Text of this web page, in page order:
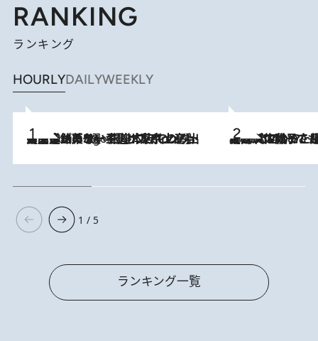
RANKING
ランキング
HOURLYDAILYWEEKLY
5 Hours Ago
【間違いのない王道・東京土産】資生堂パーラー 銀座本店でのみ出会える銘菓5選《極上プディング・濃厚チーズケーキ・ボンボンショコラほか》 2026.8.5
【阿川佐和子さんの年とる力】なぜ70代で始めた趣味は“こんなに楽しい”のか？ ピアノ、俳句…スランプに陥っても続けられる“ある秘訣”とは
1 / 5
ランキング一覧